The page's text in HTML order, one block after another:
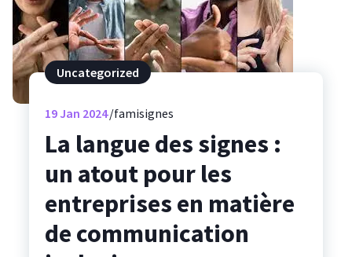
Uncategorized
19Jan 2024 famisignes
La langue des signes :
un atout pour les
entreprises en matière
de communication